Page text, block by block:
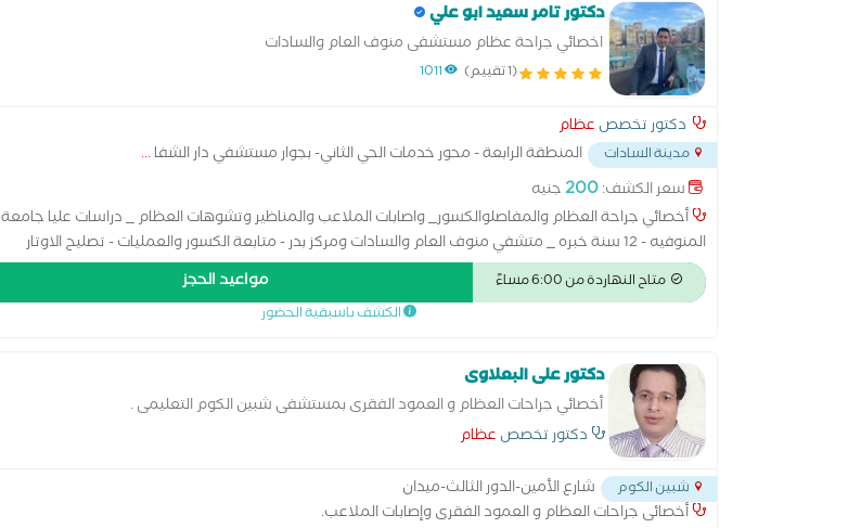
دكتور تامر سعيد ابو علي
اخصائي جراحة عظام مستشفى منوف العام والسادات
(1 تقييم) 1011
دكتور تخصص عظام
مدينة السادات المنطقة الرابعة - محور خدمات الحي الثاني- بجوار مستشفي دار الشفا...
سعر الكشف:200جنيه
أخصائي جراحة العظام والمفاصلوالكسور_ واصابات الملاعب والمناظير وتشوهات العظام _ دراسات عليا جامعة
المنوفيه - 12 سنة خبره _ متشفي منوف العام والسادات ومركز بدر - متابعة الكسور والعمليات - تصليح الاوتار
وتسليك الاعصاب
متاح النهاردة من 6:00 مساءً مواعيد الحجز
الكشف باسبقية الحضور
دكتور على البعلاوى
أخصائي جراحات العظام و العمود الفقرى بمستشفى شبين الكوم التعليمى .
دكتور تخصص عظام
شبين الكوم
شارع الأمين-الدور الثالث-ميدان
أخصائى جراحات العظام و العمود الفقرى وإصابات الملاعب.